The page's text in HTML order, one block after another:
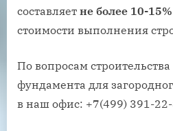
составляет не более 10-15%
стоимости выполнения
По вопросам
фундамента для
в наш офис: +7(499) 391-